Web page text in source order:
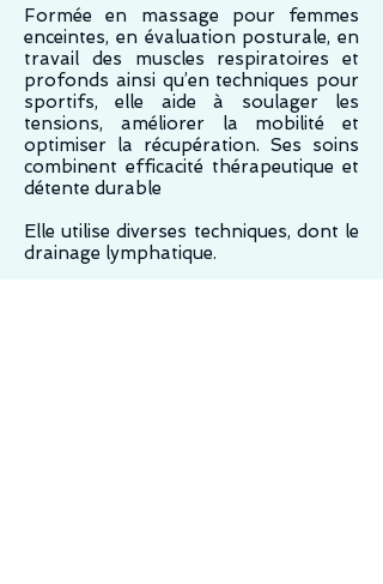
Formée en massage pour femmes
enceintes, en évaluation posturale, en
travail des muscles respiratoires et
profonds ainsi qu’en techniques pour
sportifs, elle aide à soulager les
tensions, améliorer la mobilité et
optimiser la récupération. Ses soins
combinent efficacité thérapeutique et
détente durable
Elle utilise diverses techniques, dont le
drainage lymphatique.